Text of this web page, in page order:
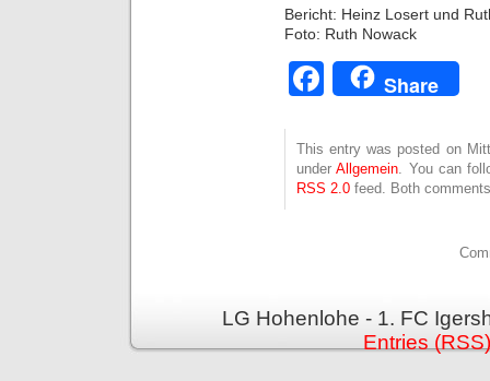
Bericht: Heinz Losert und
Foto: Ruth Nowack
Facebook
Share
This entry was posted on
underAllgemein . You can
RSS 2.0 feed. Both
LG Hohenlohe - 1. FC
Entries (RSS)